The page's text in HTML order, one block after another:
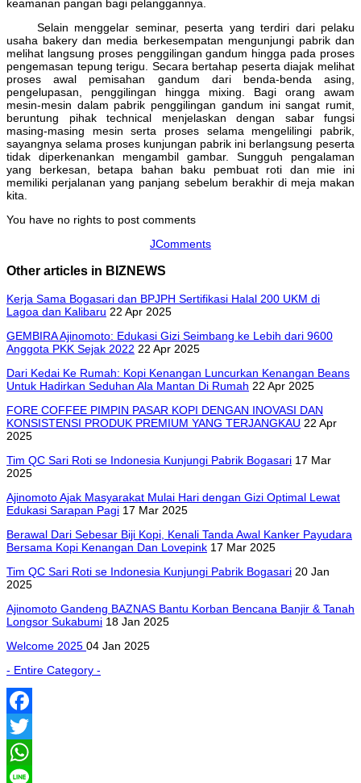
keamanan pangan bagi pelanggannya.
Selain menggelar seminar, peserta yang terdiri dari pelaku
usaha bakery dan media berkesempatan mengunjungi pabrik dan
melihat langsung proses penggilingan gandum hingga pada proses
pengemasan tepung terigu. Secara bertahap peserta diajak melihat
proses awal pemisahan gandum dari benda-benda asing,
pengelupasan, penggilingan hingga mixing. Bagi orang awam
mesin-mesin dalam pabrik penggilingan gandum ini sangat rumit,
beruntung pihak technical menjelaskan dengan sabar fungsi
masing-masing mesin serta proses selama mengelilingi pabrik,
sayangnya selama proses kunjungan pabrik ini berlangsung peserta
tidak diperkenankan mengambil gambar. Sungguh pengalaman
yang berkesan, betapa bahan baku pembuat roti dan mie ini
memiliki perjalanan yang panjang sebelum berakhir di meja makan
kita.
You have no rights to post comments
JComments
Other articles in BIZNEWS
Kerja Sama Bogasari dan BPJPH Sertifikasi Halal 200 UKM di
Lagoa dan Kalibaru 22 Apr 2025
GEMBIRA Ajinomoto: Edukasi Gizi Seimbang ke Lebih dari 9600
Anggota PKK Sejak 2022 22 Apr 2025
Dari Kedai Ke Rumah: Kopi Kenangan Luncurkan Kenangan Beans
Untuk Hadirkan Seduhan Ala Mantan Di Rumah 22 Apr 2025
FORE COFFEE PIMPIN PASAR KOPI DENGAN INOVASI DAN
KONSISTENSI PRODUK PREMIUM YANG TERJANGKAU 22 Apr
2025
Tim QC Sari Roti se Indonesia Kunjungi Pabrik Bogasari 17 Mar
2025
Ajinomoto Ajak Masyarakat Mulai Hari dengan Gizi Optimal Lewat
Edukasi Sarapan Pagi 17 Mar 2025
Berawal Dari Sebesar Biji Kopi, Kenali Tanda Awal Kanker Payudara
Bersama Kopi Kenangan Dan Lovepink 17 Mar 2025
Tim QC Sari Roti se Indonesia Kunjungi Pabrik Bogasari 20 Jan
2025
Ajinomoto Gandeng BAZNAS Bantu Korban Bencana Banjir & Tanah
Longsor Sukabumi 18 Jan 2025
Welcome 2025 04 Jan 2025
- Entire Category -
Facebook
Twitter
WhatsApp